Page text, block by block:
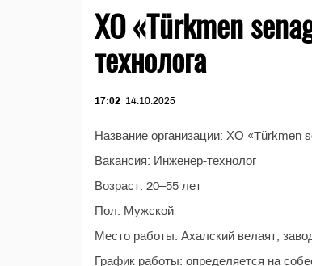
ХО «Türkmen
технолога
17:02 14.10.2025
Название организации: ХО «Türkmen
Вакансия: Инженер-технолог
Возраст: 20–55 лет
Пол: Мужской
Место работы: Ахалский велаят,
График работы: определяется на